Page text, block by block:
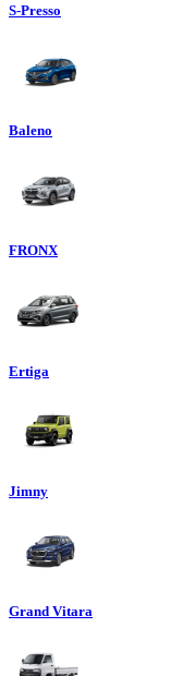
S-Presso
Baleno
FRONX
Ertiga
Jimny
Grand Vitara